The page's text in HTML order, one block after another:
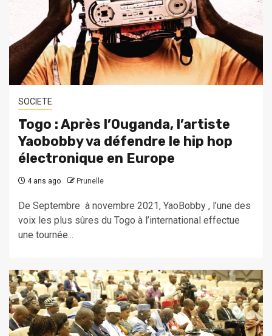
SOCIETE
Togo : Après l’Ouganda, l’artiste
Yaobobby va défendre le hip hop
électronique en Europe
4 ans ago Prunelle
De Septembre à novembre 2021, YaoBobby , l’une des
voix les plus sûres du Togo à l’international effectue
une tournée...